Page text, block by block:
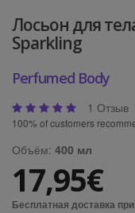
Лосьон для
Sparkling
Perfumed Body
1 Отзыв
100% of customers
Объём: 400 мл
17,95€
Бесплатная доставка